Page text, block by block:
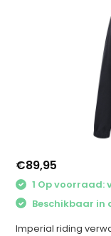
€89,95
1 Op voorraad:
Beschikbaar in
Imperial riding